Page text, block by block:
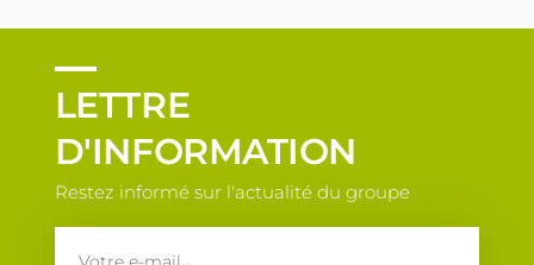
LETTRE
D'INFORMATION
Restez informé sur l'actualité du groupe